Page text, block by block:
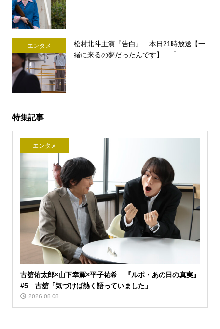
エンタメ
松村北斗主演『告白』 本日21時放送【一
緒に来るの夢だったんです】 「...
特集記事
エンタメ
古舘佑太郎×山下幸輝×平子祐希 『ルポ・あの日の真実』
#5 古舘「気づけば熱く語っていました」
2026.08.08